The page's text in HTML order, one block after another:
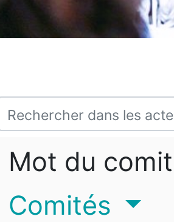
Mot du
Comités